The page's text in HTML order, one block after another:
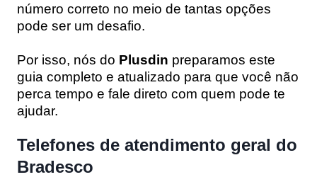
número correto no meio de tantas opções
pode ser um desafio.
Por isso, nós do Plusdin preparamos este
guia completo e atualizado para que você não
perca tempo e fale direto com quem pode te
ajudar.
Telefones de atendimento geral do
Bradesco